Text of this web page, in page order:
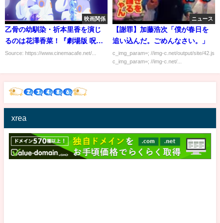
映画関係
乙骨の幼馴染・祈本里香を演じ
るのは花澤香菜！『劇場版 呪術
廻戦 0』キャスト情報解禁
Source: https://www.cinemacafe.net/...
ニュース
【謝罪】加藤浩次「僕が春日を
追い込んだ。ごめんなさい。」
c_img_param=; //img-c.net/output/site/42.js
c_img_param=; //img-c.net/...
xrea